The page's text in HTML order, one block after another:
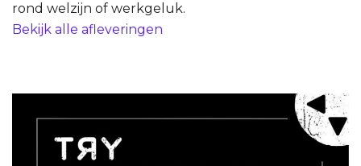
rond welzijn of werkgeluk.
Bekijk alle afleveringen